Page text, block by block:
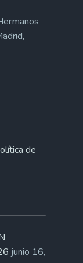
de
junio 16,